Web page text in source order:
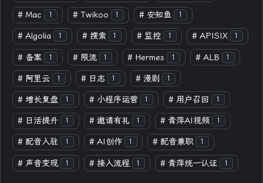
# Mac 1 # Twikoo 1 # 安知鱼 1
# Algolia 1 # 搜索 1 # 监控 1 # APISIX 1
# 备案 1 # 限流 1 # Hermes 1 # ALB 1
# 阿里云 1 # 日志 1 # 漫剧 1
# 增长复盘 1 # 小程序运营 1 # 用户召回 1
# 日活提升 1 # 邀请有礼 1 # 青萍AI视频 1
# 配音入驻 1 # AI创作 1 # 配音兼职 1
# 声音变现 1 # 接入流程 1 # 青萍统一认证 1